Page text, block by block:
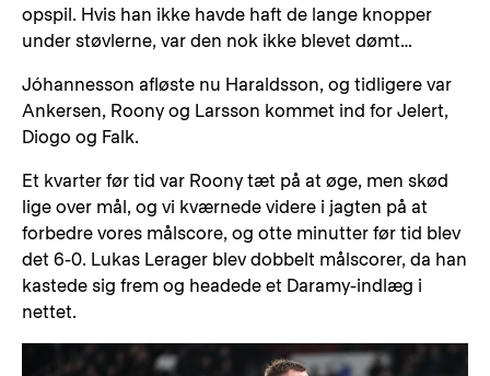
opspil. Hvis han ikke havde haft de lange knopper
under støvlerne, var den nok ikke blevet dømt…
Jóhannesson afløste nu Haraldsson, og tidligere var
Ankersen, Roony og Larsson kommet ind for Jelert,
Diogo og Falk.
Et kvarter før tid var Roony tæt på at øge, men skød
lige over mål, og vi kværnede videre i jagten på at
forbedre vores målscore, og otte minutter før tid blev
det 6-0. Lukas Lerager blev dobbelt målscorer, da han
kastede sig frem og headede et Daramy-indlæg i
nettet.